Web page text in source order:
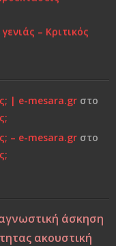
– Κριτικός
είναι πια πολύ
στους «Ύποπτους»
σε
| e-mesara.gr στο
– e-mesara.gr στο
άσκηση
ακουστική